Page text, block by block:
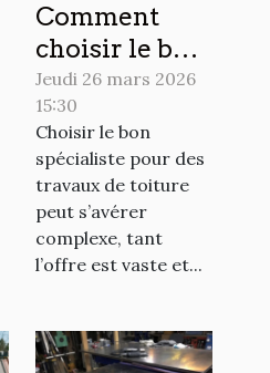
Comment
choisir le bon
spécialiste
pour vos
travaux de
toiture ?
Jeudi 26 mars 2026
15:30
Choisir le bon
spécialiste pour des
travaux de toiture
peut s’avérer
complexe, tant
l’offre est vaste et...